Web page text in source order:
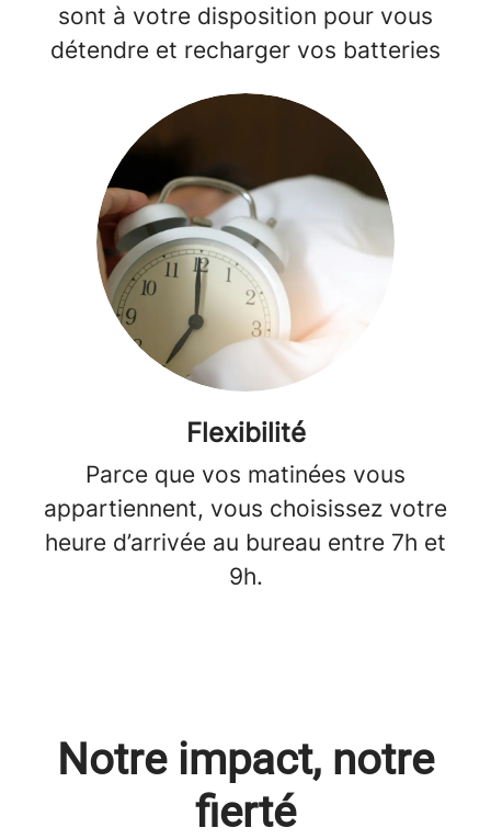
sont à votre disposition pour vous
détendre et recharger vos batteries
Flexibilité
Parce que vos matinées vous
appartiennent, vous choisissez votre
heure d’arrivée au bureau entre 7h et
9h.
Notre impact, notre
fierté